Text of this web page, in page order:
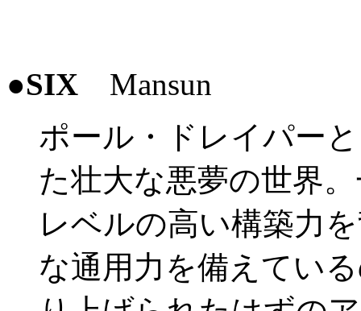
●SIX Mansun
ポール・ドレイパー
た壮大な悪夢の世界
レベルの高い構築力
な通用力を備えてい